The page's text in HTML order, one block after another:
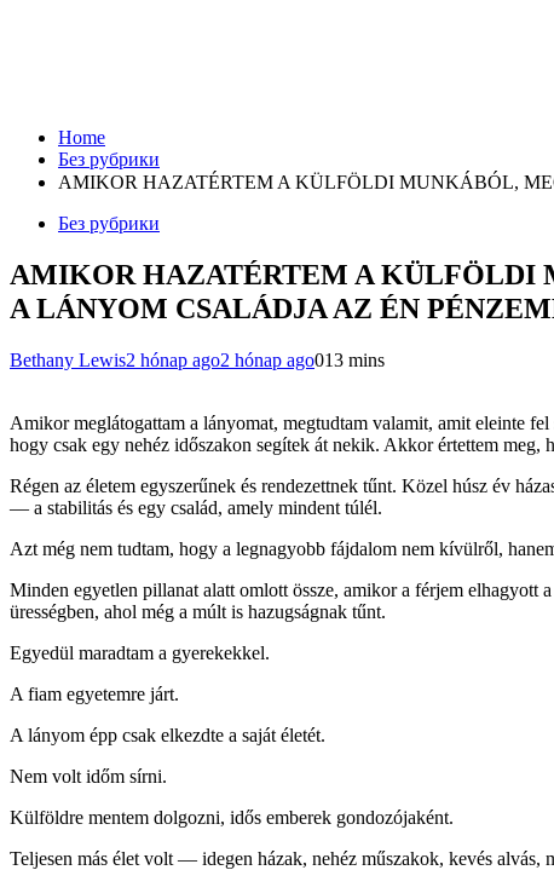
Home
Без рубрики
AMIKOR HAZATÉRTEM A KÜLFÖLDI MUNKÁBÓL,
Без рубрики
AMIKOR HAZATÉRTEM A KÜLFÖLDI
A LÁNYOM CSALÁDJA AZ ÉN
Bethany Lewis2 hónap ago2 hónap ago013 mins
Amikor meglátogattam a lányomat, megtudtam valamit, amit eleinte
hogy csak egy nehéz időszakon segítek át nekik. Akkor értettem meg,
Régen az életem egyszerűnek és rendezettnek tűnt. Közel húsz év
— a stabilitás és egy család, amely mindent túlél.
Azt még nem tudtam, hogy a legnagyobb fájdalom nem kívülről,
Minden egyetlen pillanat alatt omlott össze, amikor a férjem elhagyott
ürességben, ahol még a múlt is hazugságnak tűnt.
Egyedül maradtam a gyerekekkel.
A fiam egyetemre járt.
A lányom épp csak elkezdte a saját életét.
Nem volt időm sírni.
Külföldre mentem dolgozni, idős emberek gondozójaként.
Teljesen más élet volt — idegen házak, nehéz műszakok, kevés alvás,